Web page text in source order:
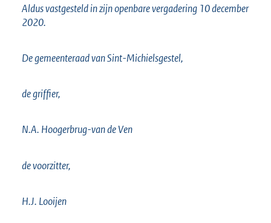
Aldus vastgesteld in zijn openbare vergadering 10 december
2020.
De gemeenteraad van Sint-Michielsgestel,
de griffier,
N.A. Hoogerbrug-van de Ven
de voorzitter,
H.J. Looijen